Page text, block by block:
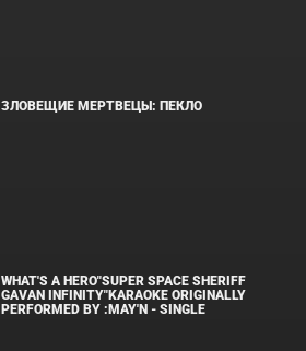
ЗЛОВЕЩИЕ МЕРТВЕЦЫ: ПЕКЛО
WHAT'S A HERO"SUPER SPACE SHERIFF
GAVAN INFINITY"KARAOKE ORIGINALLY
PERFORMED BY :MAY'N - SINGLE